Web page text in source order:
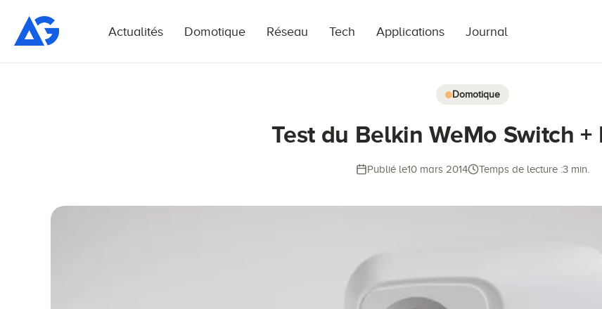
Actualités Domotique Réseau Tech Applications Journal
Domotique
Test du Belkin WeMo Switch +
Publié le10 mars 2014 Temps de lecture :3 min.